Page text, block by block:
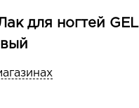
для ногтей GEL